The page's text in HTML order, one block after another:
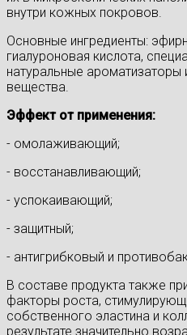
внутри кожных покровов.
Основные ингредиенты:
гиалуроновая кислота,
натуральные ароматизаторы
вещества.
Эффект от применения:
- омолаживающий;
- восстанавливающий;
- успокаивающий;
- защитный;
- антигрибковый и
В составе продукта также
факторы роста,
собственного эластина и
результате значительно